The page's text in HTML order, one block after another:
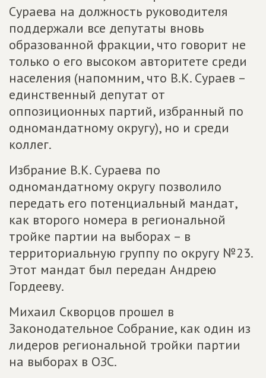
Сураева на должность руководителя
поддержали все депутаты вновь
образованной фракции, что говорит не
только о его высоком авторитете среди
населения (напомним, что В.К. Сураев –
единственный депутат от
оппозиционных партий, избранный по
одномандатному округу), но и среди
коллег.
Избрание В.К. Сураева по
одномандатному округу позволило
передать его потенциальный мандат,
как второго номера в региональной
тройке партии на выборах – в
территориальную группу по округу №23.
Этот мандат был передан Андрею
Гордееву.
Михаил Скворцов прошел в
Законодательное Собрание, как один из
лидеров региональной тройки партии
на выборах в ОЗС.